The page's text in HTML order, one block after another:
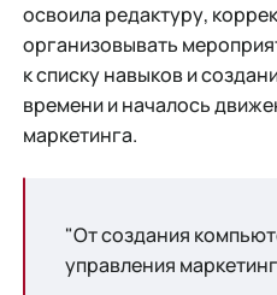
освоила редактуру,
организовывать
к списку навыков и
времени и началось
маркетинга.
"От создания
управления